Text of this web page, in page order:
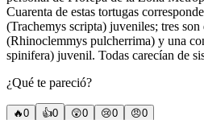
Cuarenta de estas tortugas
(Trachemys scripta) juveniles; tres son
(Rhinoclemmys pulcherrima) y una
spinifera) juvenil. Todas carecían de
¿Qué te pareció?
🔥0 👍0 😲0 😢0 😠0